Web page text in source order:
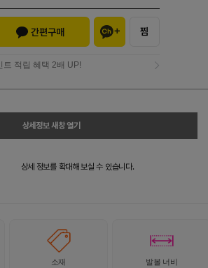
트 적립 혜택 2배 UP!
적립 혜택 2배 UP!
상세정보 새창 열기
상세 정보를 확대해 보실 수 있습니다.
소재 발볼 너비